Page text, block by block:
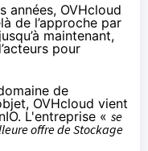
années, OVHcloud
de l’approche par
maintenant,
pour
de
OVHcloud vient
. L'entreprise « se
offre de Stockage